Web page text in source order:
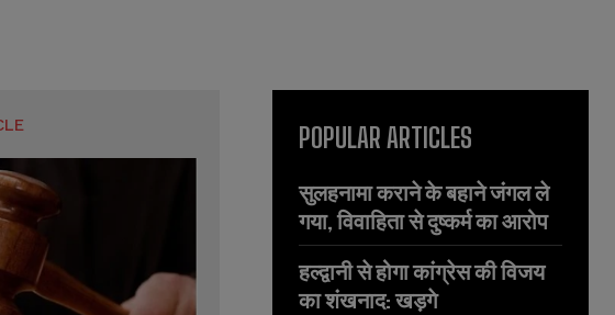
POPULAR ARTICLES
सुलहनामा कराने के बहाने जंगल ले
गया, विवाहिता से दुष्कर्म का आरोप
हल्द्वानी से होगा कांग्रेस की विजय
का शंखनाद: खड़गे